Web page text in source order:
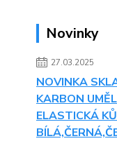
Novinky
27.03.2025
NOVINKA
KARBON
ELASTICKÁ